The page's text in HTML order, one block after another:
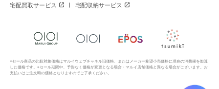
宅配買取サービス 宅配収納サービス
※セール商品の比較対象価格はマルイウェブチャネル旧価格、またはメーカー希望小売価格に現在の消費税を加算
した価格です。※セール期間中、予告なく価格が変更となる場合・マルイ店舗価格と異なる場合がございます。お
支払いはご注文時の価格となりますのでご了承ください。